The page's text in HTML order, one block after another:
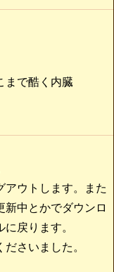
まで酷く内臓
アウトします。また
新中とかでダウンロ
戻ります。
さいました。